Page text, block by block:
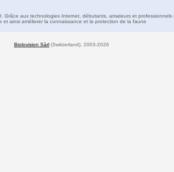
aux technologies Internet, débutants, amateurs et professionnels
et ainsi améliorer la connaissance et la protection de la faune
Biolovision Sàrl (Switzerland), 2003-2026